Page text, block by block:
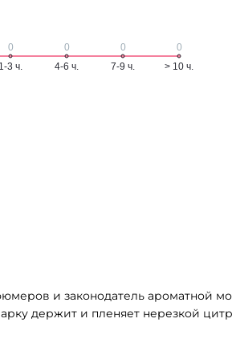
и законодатель ароматной
держит и пленяет нерезкой